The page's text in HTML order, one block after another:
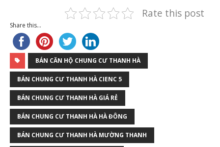
Rate this post
Share this...
BÁN CĂN HỘ CHUNG CƯ THANH HÀ
BÁN CHUNG CƯ THANH HÀ CIENC 5
BÁN CHUNG CƯ THANH HÀ GIÁ RẺ
BÁN CHUNG CƯ THANH HÀ HÀ ĐÔNG
BÁN CHUNG CƯ THANH HÀ MƯỜNG THANH